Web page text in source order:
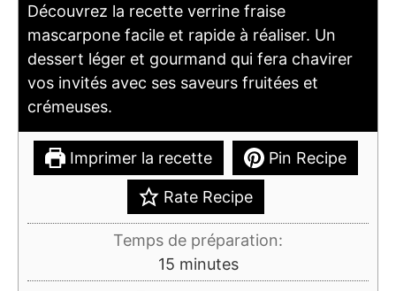
Découvrez la recette verrine fraise
mascarpone facile et rapide à réaliser. Un
dessert léger et gourmand qui fera chavirer
vos invités avec ses saveurs fruitées et
crémeuses.
Imprimer la recette Pin Recipe
Rate Recipe
Temps de préparation:
15minutes
minutes